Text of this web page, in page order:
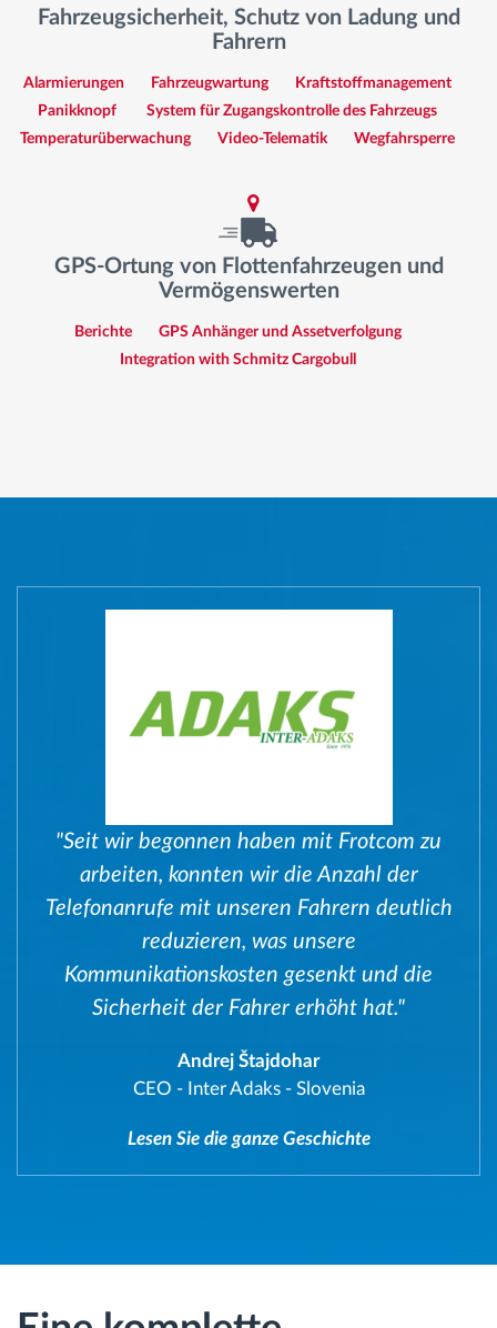
Fahrzeugsicherheit, Schutz von Ladung und
Fahrern
Alarmierungen Fahrzeugwartung
Kraftstoffmanagement
Panikknopf
System für Zugangskontrolle des Fahrzeugs
Temperaturüberwachung
Video-Telematik Wegfahrsperre
GPS-Ortung von Flottenfahrzeugen und
Vermögenswerten
Berichte
GPS Anhänger und Assetverfolgung
Integration with Schmitz Cargobull
"Seit wir begonnen haben mit Frotcom zu
arbeiten, konnten wir die Anzahl der
Telefonanrufe mit unseren Fahrern deutlich
reduzieren, was unsere
Kommunikationskosten gesenkt und die
Sicherheit der Fahrer erhöht hat."
Andrej Štajdohar
CEO - Inter Adaks - Slovenia
Lesen Sie die ganze Geschichte